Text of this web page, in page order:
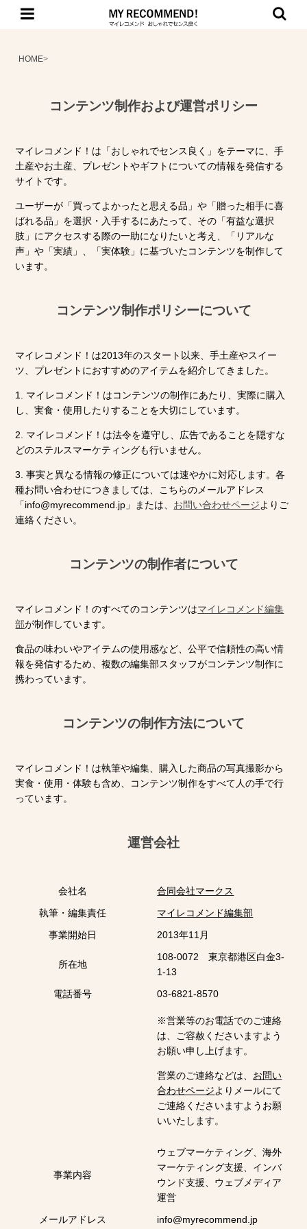
HOME>
コンテンツ制作および運営ポリシー
マイレコメンド！は「おしゃれでセンス良く」をテーマに、手
土産やお土産、プレゼントやギフトについての情報を発信する
サイトです。
ユーザーが「買ってよかったと思える品」や「贈った相手に喜
ばれる品」を選択・入手するにあたって、その「有益な選択
肢」にアクセスする際の一助になりたいと考え、「リアルな
声」や「実績」、「実体験」に基づいたコンテンツを制作して
います。
コンテンツ制作ポリシーについて
マイレコメンド！は2013年のスタート以来、手土産やスイー
ツ、プレゼントにおすすめのアイテムを紹介してきました。
1. マイレコメンド！はコンテンツの制作にあたり、実際に購入
し、実食・使用したりすることを大切にしています。
2. マイレコメンド！は法令を遵守し、広告であることを隠すな
どのステルスマーケティングも行いません。
3. 事実と異なる情報の修正については速やかに対応します。各
種お問い合わせにつきましては、こちらのメールアドレス
「info@myrecommend.jp」または、 お問い合わせページよりご
連絡ください。
コンテンツの制作者について
マイレコメンド！のすべてのコンテンツはマイレコメンド編集
部が制作しています。
食品の味わいやアイテムの使用感など、公平で信頼性の高い情
報を発信するため、複数の編集部スタッフがコンテンツ制作に
携わっています。
コンテンツの制作方法について
マイレコメンド！は執筆や編集、購入した商品の写真撮影から
実食・使用・体験も含め、コンテンツ制作をすべて人の手で行
っています。
運営会社
会社名
合同会社マークス
執筆・編集責任
マイレコメンド編集部
事業開始日
2013年11月
所在地
108-0072 東京都港区白金3-
1-13
電話番号
03-6821-8570
※営業等のお電話でのご連絡
は、ご容赦くださいますよう
お願い申し上げます。
営業のご連絡などは、 お問い
合わせページよりメールにて
ご連絡くださいますようお願
いいたします。
事業内容
ウェブマーケティング、海外
マーケティング支援、インバ
ウンド支援、ウェブメディア
運営
メールアドレス
info@myrecommend.jp